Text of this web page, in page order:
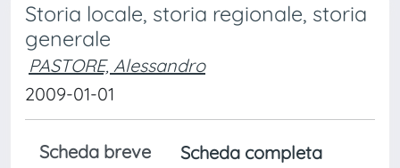
Storia locale, storia regionale, storia
generale
PASTORE, Alessandro
2009-01-01
Scheda breve
Scheda completa